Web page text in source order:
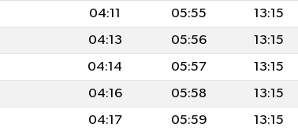
04:11 05:55 13:15
04:13 05:56 13:15
04:14 05:57 13:15
04:16 05:58 13:15
04:17 05:59 13:15